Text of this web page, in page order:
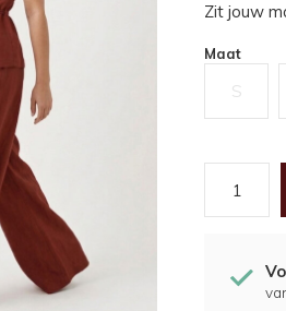
Zit jouw
Maat
S